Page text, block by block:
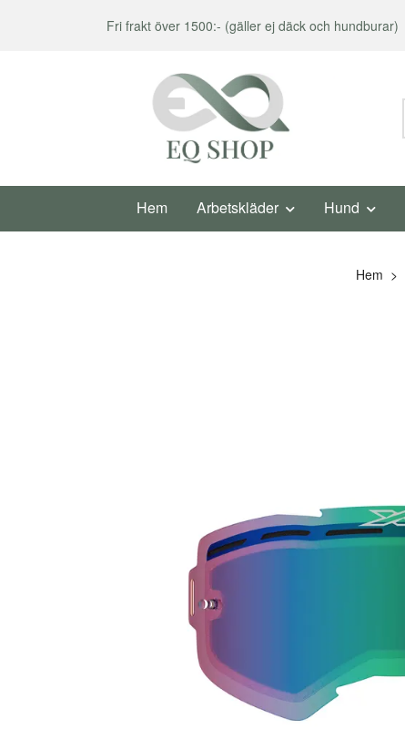
Fri frakt över 1500:- (gäller ej däck och hundburar)
Hem Arbetskläder Hund
Hem